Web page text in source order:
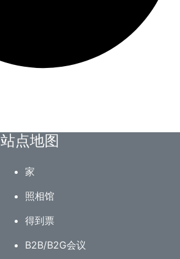
站点地图
家
照相馆
得到票
B2B/B2G会议